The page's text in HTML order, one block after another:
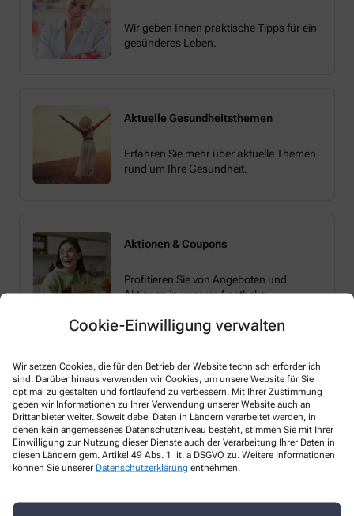
Cookie-Einwilligung verwalten
Wir setzen Cookies, die für den Betrieb der Website technisch erforderlich
sind. Darüber hinaus verwenden wir Cookies, um unsere Website für Sie
optimal zu gestalten und fortlaufend zu verbessern. Mit Ihrer Zustimmung
geben wir Informationen zu Ihrer Verwendung unserer Website auch an
Drittanbieter weiter. Soweit dabei Daten in Ländern verarbeitet werden, in
denen kein angemessenes Datenschutzniveau besteht, stimmen Sie mit Ihrer
Einwilligung zur Nutzung dieser Dienste auch der Verarbeitung Ihrer Daten in
diesen Ländern gem. Artikel 49 Abs. 1 lit. a DSGVO zu. Weitere Informationen
können Sie unserer Datenschutzerklärung entnehmen.
Wir geben Ihnen praktische Tipps für ein
gesünderes Leben.
Aktuelle Gesundheitsthemen
Erfahren Sie mehr über aktuelle Themen
rund um Ihre Gesundheit.
Aktionen & Coupons
Profitieren Sie von Angeboten und
Aktionen in unserer Apotheke.
Melden Sie sich hier an und sichern Sie sich
Ihren 10% Gutschein* für unsere Apotheke